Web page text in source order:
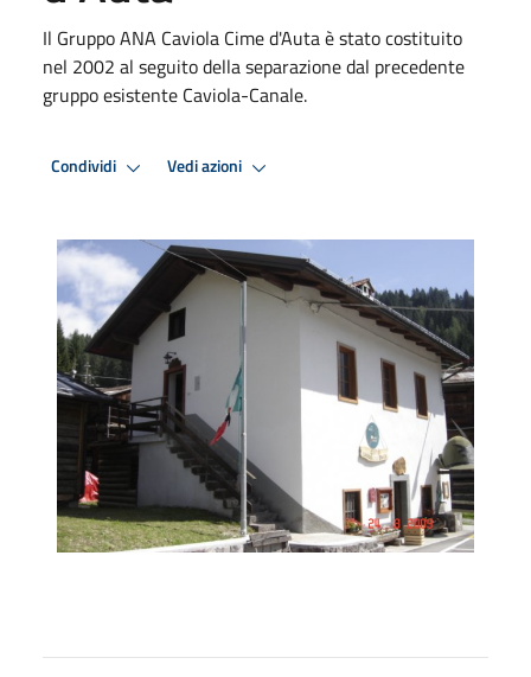
Il Gruppo ANA Caviola Cime d'Auta è stato costituito
nel 2002 al seguito della separazione dal precedente
gruppo esistente Caviola-Canale.
Condividi Vedi azioni